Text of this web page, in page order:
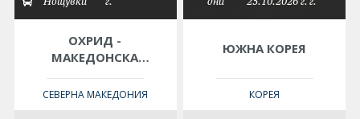
ОХРИД -
МАКЕДОНСКА
РОМАНТИКА -
ЕКСКУРЗИЯ С
АВТОБУС С
СЕВЕРНА МАКЕДОНИЯ
ЮЖНА КОРЕЯ
КОРЕЯ